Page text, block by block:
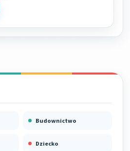
Budownictwo
Dziecko